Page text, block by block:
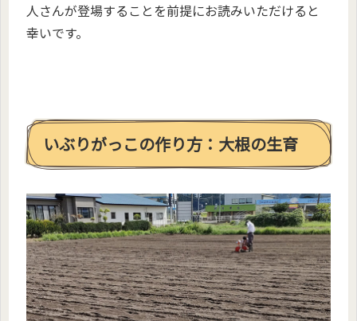
人さんが登場することを前提にお読みいただけると
幸いです。
いぶりがっこの作り方：大根の生育